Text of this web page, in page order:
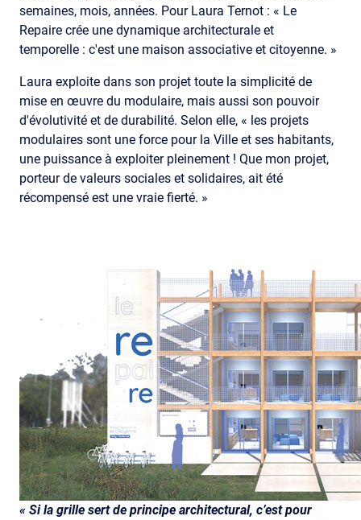
semaines, mois, années. Pour Laura Ternot : « Le
Repaire crée une dynamique architecturale et
temporelle : c'est une maison associative et citoyenne. »
Laura exploite dans son projet toute la simplicité de
mise en œuvre du modulaire, mais aussi son pouvoir
d'évolutivité et de durabilité. Selon elle, « les projets
modulaires sont une force pour la Ville et ses habitants,
une puissance à exploiter pleinement ! Que mon projet,
porteur de valeurs sociales et solidaires, ait été
récompensé est une vraie fierté. »
« Si la grille sert de principe architectural, c’est pour